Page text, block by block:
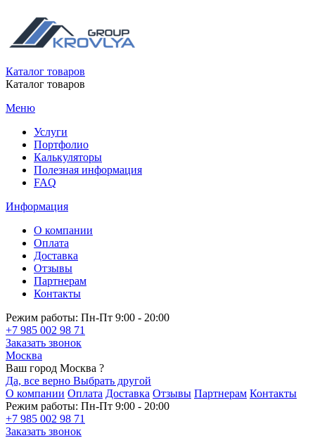
Каталог товаров
Каталог товаров
Меню
Услуги
Портфолио
Калькуляторы
Полезная информация
FAQ
Информация
О компании
Оплата
Доставка
Отзывы
Партнерам
Контакты
Режим работы: Пн-Пт 9:00 - 20:00
+7 985 002 98 71
Заказать звонок
Москва
Ваш город Москва ?
Да, все верно Выбрать другой
О компании Оплата Доставка Отзывы Партнерам Контакты
Режим работы: Пн-Пт 9:00 - 20:00
+7 985 002 98 71
Заказать звонок